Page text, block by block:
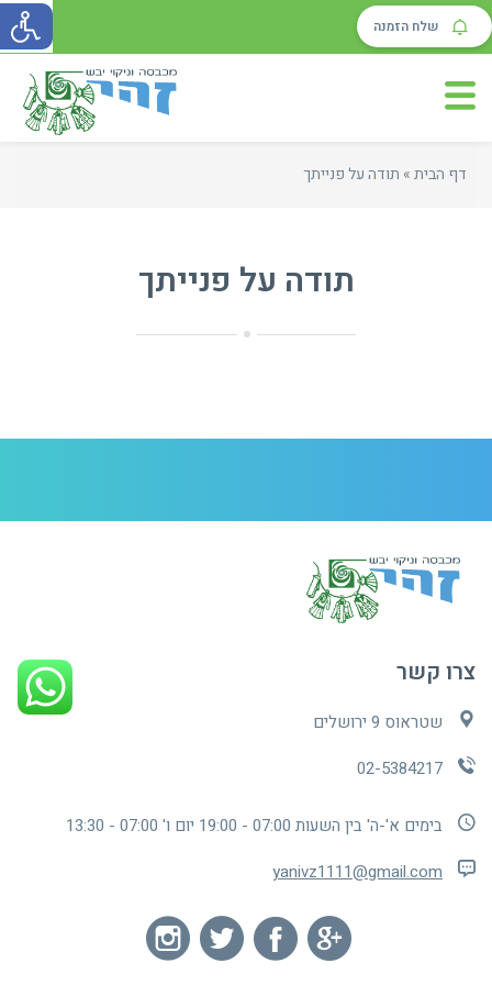
שלח הזמנה
דף הבית» תודה על פנייתך
תודה על פנייתך
צרו קשר
שטראוס 9 ירושלים
02-5384217
בימים א'-ה' בין השעות 07:00 - 19:00 יום ו' 07:00 - 13:30
yanivz1111@gmail.com